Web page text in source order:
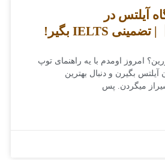
آیلتس در
امروز اومدم با یه راهنمای توپ
آیلتس بگیرن و دنبال بهترین
میگردن. پس